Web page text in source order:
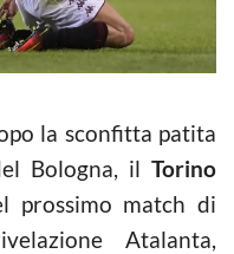
la sconfitta patita
Bologna, il Torino
prossimo match di
Atalanta,